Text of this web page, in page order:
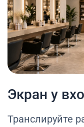
Экран у
Транслируйте